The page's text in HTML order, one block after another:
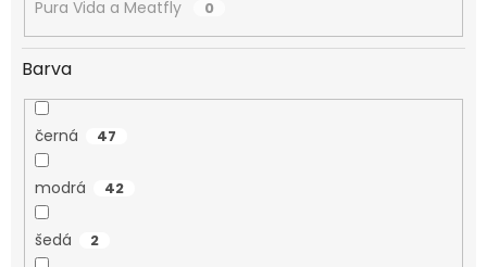
Pura Vida a Meatfly 0
Barva
černá 47
modrá 42
šedá 2